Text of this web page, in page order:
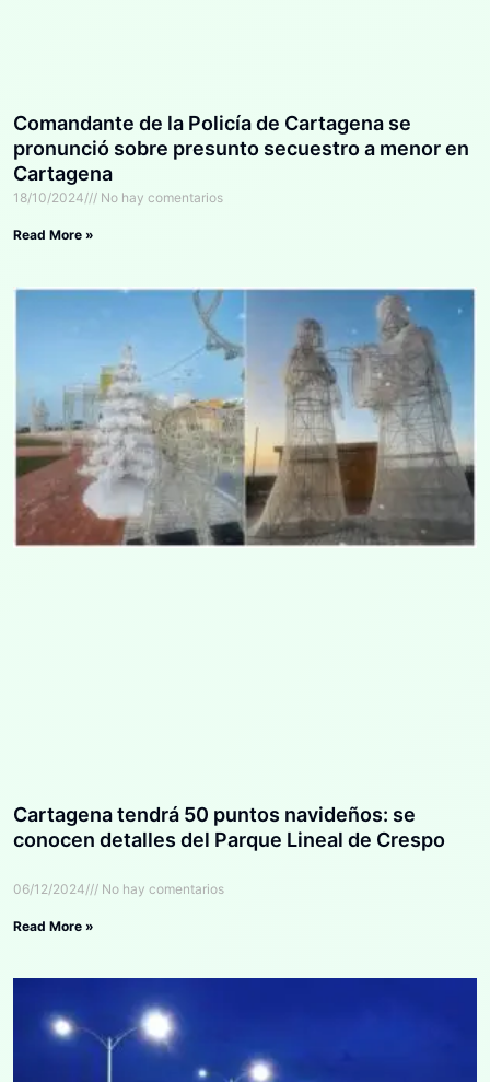
Comandante de la Policía de Cartagena se
pronunció sobre presunto secuestro a menor en
Cartagena
18/10/2024 No hay comentarios
Read More »
Cartagena tendrá 50 puntos navideños: se
conocen detalles del Parque Lineal de Crespo
06/12/2024 No hay comentarios
Read More »